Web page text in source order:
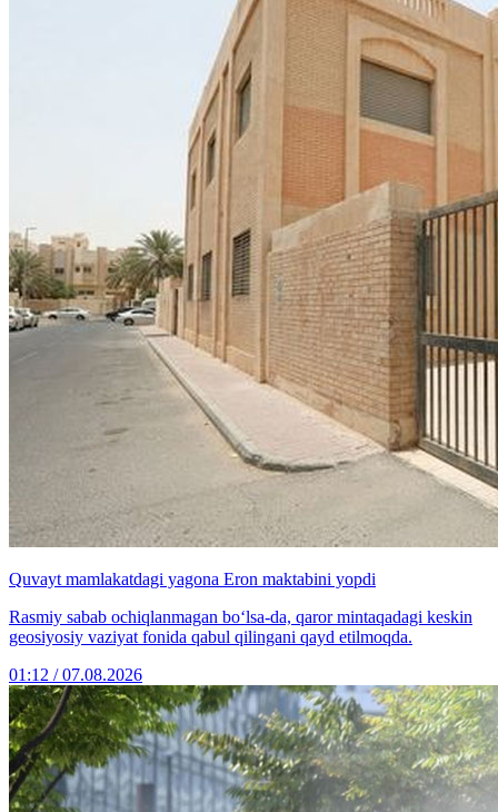
Quvayt mamlakatdagi yagona Eron maktabini yopdi
Rasmiy sabab ochiqlanmagan bo‘lsa-da, qaror mintaqadagi keskin
geosiyosiy vaziyat fonida qabul qilingani qayd etilmoqda.
01:12 / 07.08.2026